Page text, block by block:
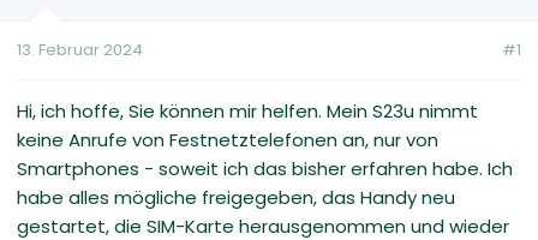
e
t
m
13. Februar 2024 #1
Hi, ich hoffe, Sie können mir helfen. Mein S23u nimmt
keine Anrufe von Festnetztelefonen an, nur von
Smartphones - soweit ich das bisher erfahren habe. Ich
habe alles mögliche freigegeben, das Handy neu
gestartet, die SIM-Karte herausgenommen und wieder